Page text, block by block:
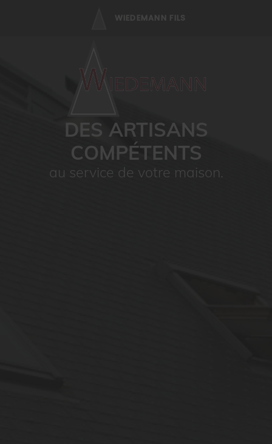
DES ARTISANS
COMPÉTENTS
au service de votre maison.
WIEDEMANN FILS